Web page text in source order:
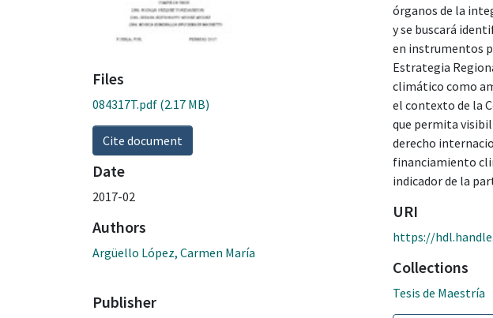
Files
084317T.pdf (2.17 MB)
Cite document
Date
2017-02
Authors
Argüello López, Carmen María
Publisher
órganos de la
y se buscará
en instrumentos
Estrategia
climático como
el contexto de la
que permita
derecho
financiamiento
indicador de la
URI
https://
Collections
Tesis de Maestría